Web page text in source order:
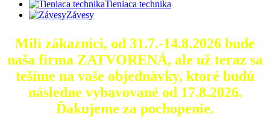
Tieniaca technika
Závesy
Milí zákazníci, od 31.7.-14.8.2026 bude
naša firma ZATVORENÁ, ale už teraz sa
tešíme na vaše objednávky, ktoré budú
následne vybavované od 17.8.2026.
Ďakujeme za pochopenie.